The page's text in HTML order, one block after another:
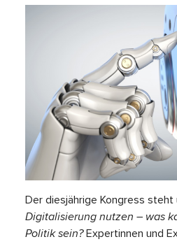
Der diesjährige Kongress steht
Digitalisierung nutzen – was
Politik sein?Expertinnen und